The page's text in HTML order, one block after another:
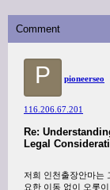
Comment
P pioneerseo
116.206.67.201
Re:
Legal
저희 인천출장안마는
요한 이동 없이 오롯